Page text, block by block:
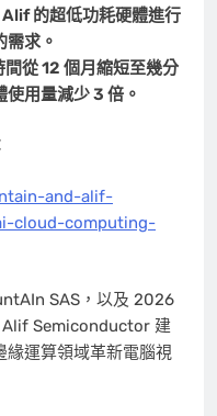
Alif的超低功耗硬體進行
求。
間從 12 個月縮短至幾分
使用量減少 3 倍。
and-alif-
cloud-computing-
SAS，以及 2026
Alif Semiconductor 建
緣運算領域革新電腦視